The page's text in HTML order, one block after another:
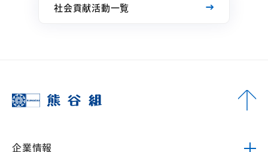
社会貢献活動一覧
企業情報